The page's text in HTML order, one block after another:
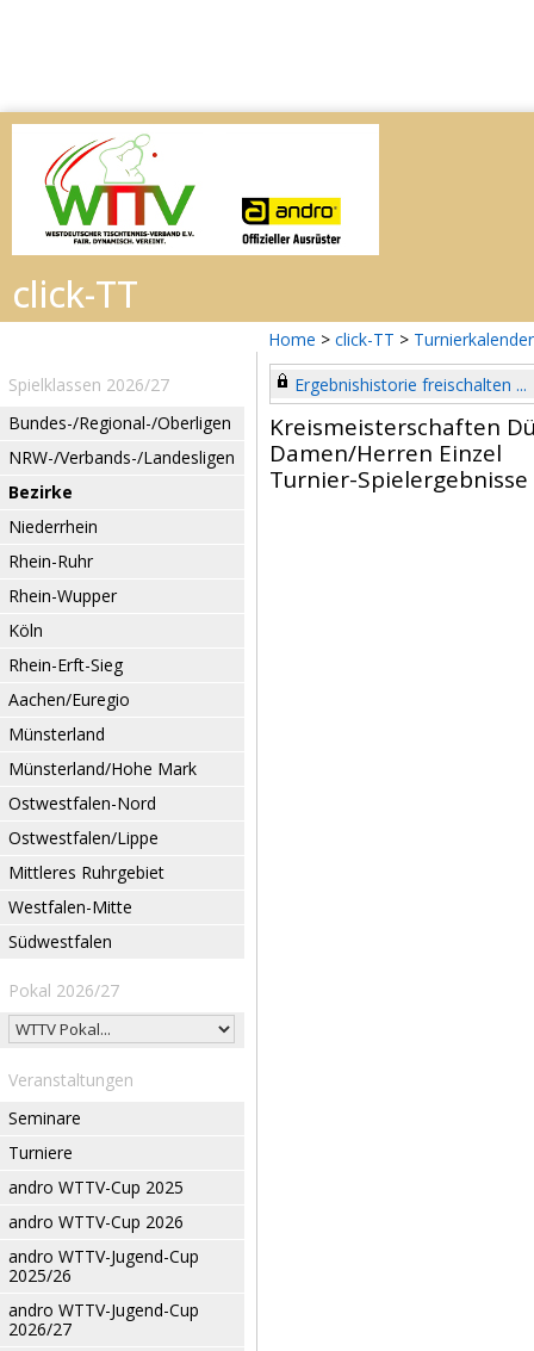
Home > click-TT > Turnierkalender
Spielklassen 2026/27
Bundes-/Regional-/Oberligen
NRW-/Verbands-/Landesligen
Bezirke
Niederrhein
Rhein-Ruhr
Rhein-Wupper
Köln
Rhein-Erft-Sieg
Aachen/Euregio
Münsterland
Münsterland/Hohe Mark
Ostwestfalen-Nord
Ostwestfalen/Lippe
Mittleres Ruhrgebiet
Westfalen-Mitte
Südwestfalen
Pokal 2026/27
Veranstaltungen
Seminare
Turniere
andro WTTV-Cup 2025
andro WTTV-Cup 2026
andro WTTV-Jugend-Cup
2025/26
andro WTTV-Jugend-Cup
2026/27
Ergebnishistorie freischalten ...
Kreismeisterschaften
Damen/Herren Einzel
Turnier-Spielergebnisse